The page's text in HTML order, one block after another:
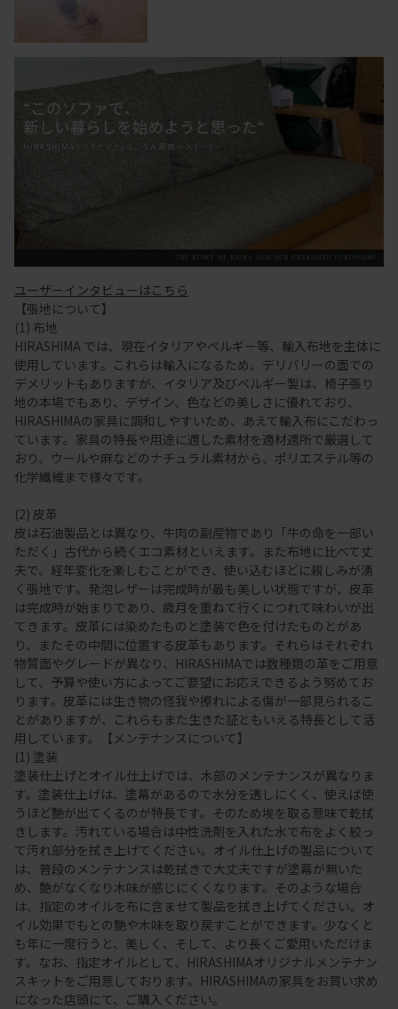
ユーザーインタビューはこちら
【張地について】
(1) 布地
HIRASHIMA では、現在イタリアやベルギー等、輸入布地を主体に
使用しています。これらは輸入になるため、デリバリーの面での
デメリットもありますが、イタリア及びベルギー製は、椅子張り
地の本場でもあり、デザイン、色などの美しさに優れており、
HIRASHIMAの家具に調和しやすいため、あえて輸入布にこだわっ
ています。家具の特長や用途に適した素材を適材適所で厳選して
おり、ウールや麻などのナチュラル素材から、ポリエステル等の
化学繊維まで様々です。
(2) 皮革
皮は石油製品とは異なり、牛肉の副産物であり「牛の命を一部い
ただく」古代から続くエコ素材といえます。また布地に比べて丈
夫で、経年変化を楽しむことができ、使い込むほどに親しみが湧
く張地です。発泡レザーは完成時が最も美しい状態ですが、皮革
は完成時が始まりであり、歳月を重ねて行くにつれて味わいが出
てきます。皮革には染めたものと塗装で色を付けたものとがあ
り、またその中間に位置する皮革もあります。それらはそれぞれ
物質面やグレードが異なり、HIRASHIMAでは数種類の革をご用意
して、予算や使い方によってご要望にお応えできるよう努めてお
ります。皮革には生き物の怪我や擦れによる傷が一部見られるこ
とがありますが、これらもまた生きた証ともいえる特長として活
用しています。【メンテナンスについて】
(1) 塗装
塗装仕上げとオイル仕上げでは、木部のメンテナンスが異なりま
す。塗装仕上げは、塗幕があるので水分を透しにくく、使えば使
うほど艶が出てくるのが特長です。そのため埃を取る意味で乾拭
きします。汚れている場合は中性洗剤を入れた水で布をよく絞っ
て汚れ部分を拭き上げてください。オイル仕上げの製品について
は、普段のメンテナンスは乾拭きで大丈夫ですが塗幕が無いた
め、艶がなくなり木味が感じにくくなります。そのような場合
は、指定のオイルを布に含ませて製品を拭き上げてください。オ
イル効果でもとの艶や木味を取り戻すことができます。少なくと
も年に一度行うと、美しく、そして、より長くご愛用いただけま
す。なお、指定オイルとして、HIRASHIMAオリジナルメンテナン
スキットをご用意しております。HIRASHIMAの家具をお買い求め
になった店頭にて、ご購入ください。